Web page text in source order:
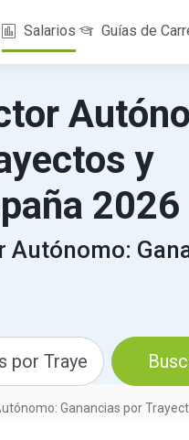
Salarios Guías de
y
2026
Autónomo:
Ganancias por